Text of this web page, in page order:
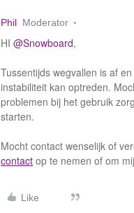
Phil Moderator
HI @Snowboard,
Tussentijds wegvallen is af
instabiliteit kan optreden.
problemen bij het gebruik
starten.
Mocht contact wenselijk of
contact op te nemen of om
Like